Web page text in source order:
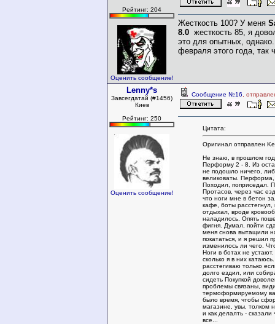
Рейтинг: 204
Оценить сообщение!
Жесткость 100? У меня
8.0 жесткость 85, я
это для опытных,
февраля этого года, так
Lenny*s
Завсегдатай (#1456)
Киев
Рейтинг: 250
Оценить сообщение!
Сообщение №16 ,
Цитата:
Оригинал отправлен
Не знаю, в прошлом
Перформу 2 - 8. Из
не подошло ничего,
великоваты.
Походил, поприседал.
Протасов, через час
что ноги мне в бетон
кафе, боты расстегнул,
отдыхал, вроде
наладилось. Опять
фигня. Думал, пойти
меня снова вытащили
покататься, и я решил
изменилось ли чего.
Ноги в ботах не
сколько я в них
расстегиваю только
долго ездил, или
сидеть Покупкой
проблемы связаны,
термоформируемому
было время, чтобы
магазине, увы, толком
и как делалть - сказали
все...